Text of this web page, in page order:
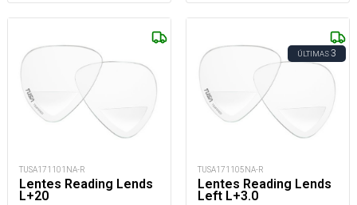
TUSA171101NA-R
Lentes Reading Lends
L+20
ÚLTIMAS3
TUSA171105NA-R
Lentes Reading Lends
Left L+3.0